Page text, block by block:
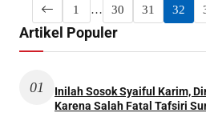
1 … 30 31 32
Artikel Populer
01
Inilah Sosok Syaiful Karim,
Karena Salah Fatal Tafsiri